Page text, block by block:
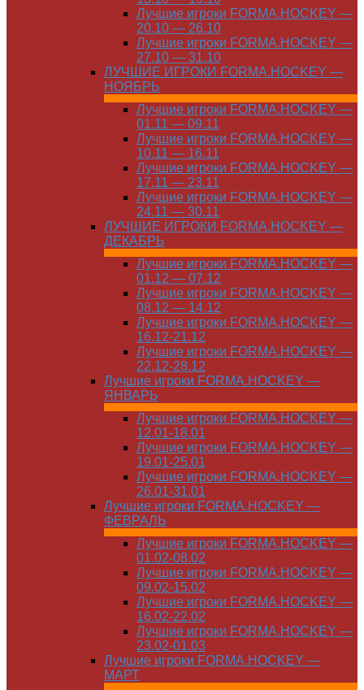
Лучшие игроки FORMA.HOCKEY —
20.10 — 26.10
Лучшие игроки FORMA.HOCKEY —
27.10 — 31.10
ЛУЧШИЕ ИГРОКИ FORMA.HOCKEY —
НОЯБРЬ
Лучшие игроки FORMA.HOCKEY —
01.11 — 09.11
Лучшие игроки FORMA.HOCKEY —
10.11 — 16.11
Лучшие игроки FORMA.HOCKEY —
17.11 — 23.11
Лучшие игроки FORMA.HOCKEY —
24.11 — 30.11
ЛУЧШИЕ ИГРОКИ FORMA.HOCKEY —
ДЕКАБРЬ
Лучшие игроки FORMA.HOCKEY —
01.12 — 07.12
Лучшие игроки FORMA.HOCKEY —
08.12 — 14.12
Лучшие игроки FORMA.HOCKEY —
16.12-21.12
Лучшие игроки FORMA.HOCKEY —
22.12-28.12
Лучшие игроки FORMA.HOCKEY —
ЯНВАРЬ
Лучшие игроки FORMA.HOCKEY —
12.01-18.01
Лучшие игроки FORMA.HOCKEY —
19.01-25.01
Лучшие игроки FORMA.HOCKEY —
26.01-31.01
Лучшие игроки FORMA.HOCKEY —
ФЕВРАЛЬ
Лучшие игроки FORMA.HOCKEY —
01.02-08.02
Лучшие игроки FORMA.HOCKEY —
09.02-15.02
Лучшие игроки FORMA.HOCKEY —
16.02-22.02
Лучшие игроки FORMA.HOCKEY —
23.02-01.03
Лучшие игроки FORMA.HOCKEY —
МАРТ